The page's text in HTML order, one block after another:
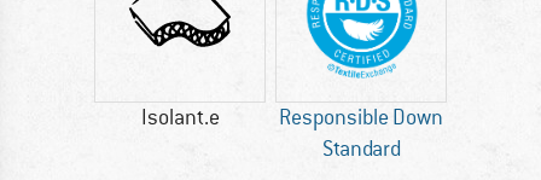
Isolant.e
Responsible Down
Standard